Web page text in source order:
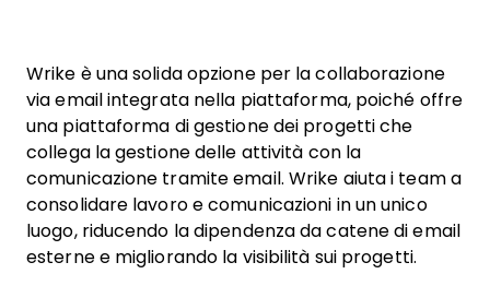
Wrike è una solida opzione per la collaborazione
via email integrata nella piattaforma, poiché offre
una piattaforma di gestione dei progetti che
collega la gestione delle attività con la
comunicazione tramite email. Wrike aiuta i team a
consolidare lavoro e comunicazioni in un unico
luogo, riducendo la dipendenza da catene di email
esterne e migliorando la visibilità sui progetti.